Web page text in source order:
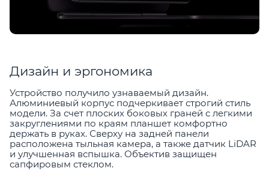
Дизайн и эргономика
Устройство получило узнаваемый дизайн.
Алюминиевый корпус подчеркивает строгий стиль
модели. За счет плоских боковых граней с легкими
закруглениями по краям планшет комфортно
держать в руках. Сверху на задней панели
расположена тыльная камера, а также датчик LiDAR
и улучшенная вспышка. Объектив защищен
сапфировым стеклом.